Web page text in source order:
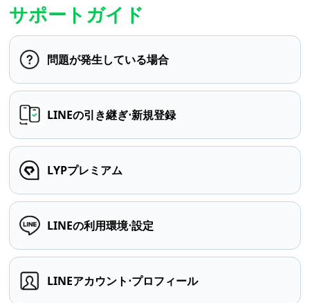
サポートガイド
問題が発生している場合
LINEの引き継ぎ⋅新規登録
LYPプレミアム
LINEの利用環境⋅設定
LINEアカウント⋅プロフィール